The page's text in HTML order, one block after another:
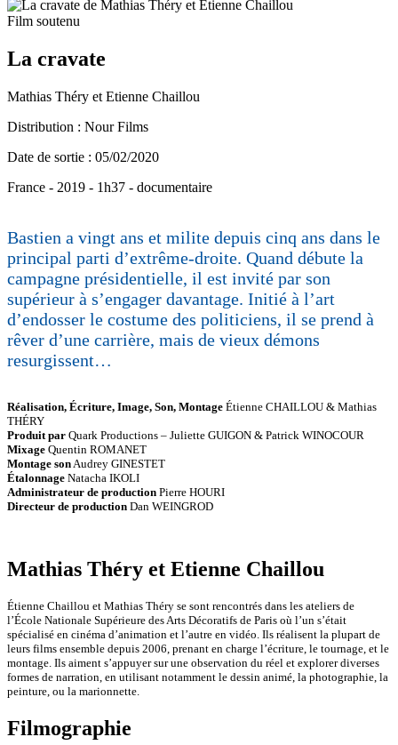
Film soutenu
La cravate
Mathias Théry et Etienne Chaillou
Distribution : Nour Films
Date de sortie : 05/02/2020
France - 2019 - 1h37 - documentaire
Bastien a vingt ans et milite depuis cinq ans dans le
principal parti d’extrême-droite. Quand débute la
campagne présidentielle, il est invité par son
supérieur à s’engager davantage. Initié à l’art
d’endosser le costume des politiciens, il se prend à
rêver d’une carrière, mais de vieux démons
resurgissent…
Réalisation, Écriture, Image, Son, Montage Étienne CHAILLOU & Mathias
THÉRY
Produit par Quark Productions – Juliette GUIGON & Patrick WINOCOUR
Mixage Quentin ROMANET
Montage son Audrey GINESTET
Étalonnage Natacha IKOLI
Administrateur de production Pierre HOURI
Directeur de production Dan WEINGROD
Mathias Théry et Etienne Chaillou
Étienne Chaillou et Mathias Théry se sont rencontrés dans les ateliers de
l’École Nationale Supérieure des Arts Décoratifs de Paris où l’un s’était
spécialisé en cinéma d’animation et l’autre en vidéo. Ils réalisent la plupart de
leurs films ensemble depuis 2006, prenant en charge l’écriture, le tournage, et le
montage. Ils aiment s’appuyer sur une observation du réel et explorer diverses
formes de narration, en utilisant notamment le dessin animé, la photographie, la
peinture, ou la marionnette.
Filmographie